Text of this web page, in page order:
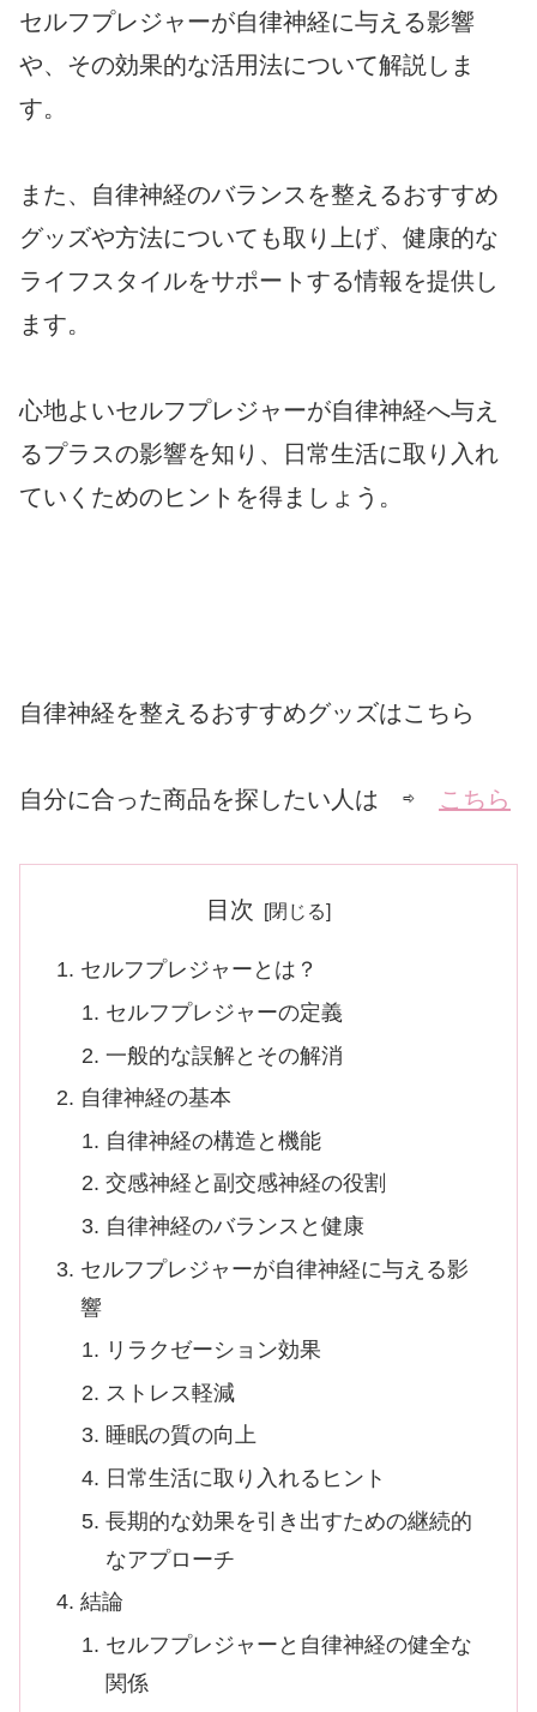
セルフプレジャーが自律神経に与える影響
や、その効果的な活用法について解説しま
す。
また、自律神経のバランスを整えるおすすめ
グッズや方法についても取り上げ、健康的な
ライフスタイルをサポートする情報を提供し
ます。
心地よいセルフプレジャーが自律神経へ与え
るプラスの影響を知り、日常生活に取り入れ
ていくためのヒントを得ましょう。
自律神経を整えるおすすめグッズはこちら
自分に合った商品を探したい人は ⇨ こちら
目次
セルフプレジャーとは？
セルフプレジャーの定義
一般的な誤解とその解消
自律神経の基本
自律神経の構造と機能
交感神経と副交感神経の役割
自律神経のバランスと健康
セルフプレジャーが自律神経に与える影
響
リラクゼーション効果
ストレス軽減
睡眠の質の向上
日常生活に取り入れるヒント
長期的な効果を引き出すための継続的
なアプローチ
結論
セルフプレジャーと自律神経の健全な
関係